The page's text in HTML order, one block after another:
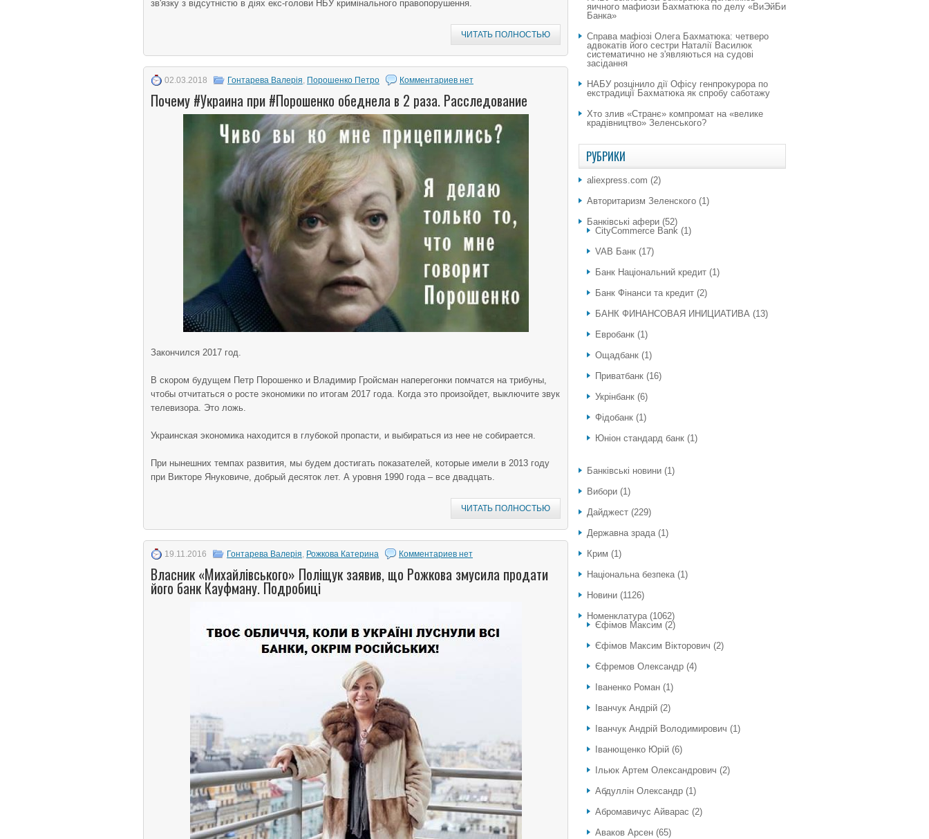
зв'язку з відсутністю в діях екс-голови НБУ кримінального правопорушення.
ЧИТАТЬ ПОЛНОСТЬЮ
02.03.2018 Гонтарева Валерія, Порошенко Петро Комментариев нет
Почему #Украина при #Порошенко обеднела в 2 раза. Расследование
Закончился 2017 год.
В скором будущем Петр Порошенко и Владимир Гройсман наперегонки помчатся на трибуны,
чтобы отчитаться о росте экономики по итогам 2017 года. Когда это произойдет, выключите звук
телевизора. Это ложь.
Украинская экономика находится в глубокой пропасти, и выбираться из нее не собирается.
При нынешних темпах развития, мы будем достигать показателей, которые имели в 2013 году
при Викторе Януковиче, добрый десяток лет. А уровня 1990 года – все двадцать.
ЧИТАТЬ ПОЛНОСТЬЮ
19.11.2016 Гонтарева Валерія, Рожкова Катерина Комментариев нет
Власник «Михайлівського» Поліщук заявив, що Рожкова змусила продати
його банк Кауфману. Подробиці
яичного мафиози Бахматюка по делу «ВиЭйБи
Банка»
Справа мафіозі Олега Бахматюка: четверо
адвокатів його сестри Наталії Василюк
систематично не з'являються на судові
засідання
НАБУ розцінило дії Офісу генпрокурора по
екстрадиції Бахматюка як спробу саботажу
Хто злив «Странє» компромат на «велике
крадівництво» Зеленського?
РУБРИКИ
aliexpress.com (2)
Авторитаризм Зеленского (1)
Банківські афери (52)
CityCommerce Bank (1)
VAB Банк (17)
Банк Національний кредит (1)
Банк Фінанси та кредит (2)
БАНК ФИНАНСОВАЯ ИНИЦИАТИВА (13)
Евробанк (1)
Ощадбанк (1)
Приватбанк (16)
Укрінбанк (6)
Фідобанк (1)
Юніон стандард банк (1)
Банківські новини (1)
Вибори (1)
Дайджест (229)
Державна зрада(1)
Крим (1)
Національна безпека(1)
Новини (1126)
Номенклатура(1062)
Єфімов Максим (2)
Єфімов Максим Вікторович (2)
Єфремов Олександр (4)
Іваненко Роман (1)
Іванчук Андрій (2)
Іванчук Андрій Володимирович (1)
Іванющенко Юрій (6)
Ільюк Артем Олександрович (2)
Абдуллін Олександр (1)
Абромавичус Айварас (2)
Аваков Арсен (65)